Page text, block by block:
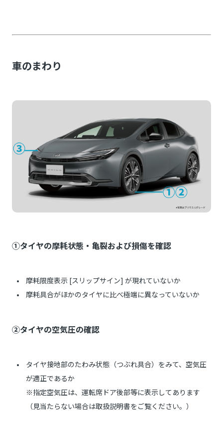
車のまわり
①タイヤの摩耗状態・亀裂および損傷を確認
摩耗限度表示 [スリップサイン] が現れていないか
摩耗具合がほかのタイヤに比べ極端に異なっていないか
②タイヤの空気圧の確認
タイヤ接地部のたわみ状態（つぶれ具合）をみて、空気圧
が適正であるか
※指定空気圧は、運転席ドア後部等に表示してあります
（見当たらない場合は取扱説明書をご覧ください。）